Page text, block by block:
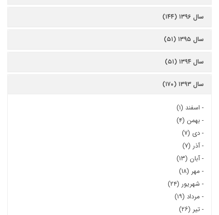
سال ۱۳۹۶ (۱۴۴)
سال ۱۳۹۵ (۵۱)
سال ۱۳۹۴ (۵۱)
سال ۱۳۹۳ (۱۷۰)
- اسفند (۱)
-بهمن (۴)
-دی (۷)
-آذر (۷)
-آبان (۱۳)
- مهر (۱۸)
- شهریور (۲۴)
- مرداد (۱۹)
-تیر (۲۶)